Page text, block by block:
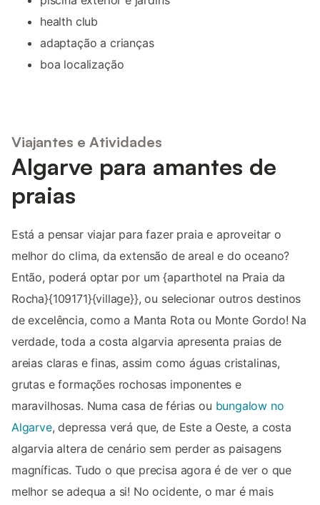
health club
adaptação a crianças
boa localização
Viajantes e Atividades
Algarve para amantes de
praias
Está a pensar viajar para fazer praia e aproveitar o
melhor do clima, da extensão de areal e do oceano?
Então, poderá optar por um {aparthotel na Praia da
Rocha}{109171}{village}}, ou selecionar outros destinos
de excelência, como a Manta Rota ou Monte Gordo! Na
verdade, toda a costa algarvia apresenta praias de
areias claras e finas, assim como águas cristalinas,
grutas e formações rochosas imponentes e
maravilhosas. Numa casa de férias ou bungalow no
Algarve, depressa verá que, de Este a Oeste, a costa
algarvia altera de cenário sem perder as paisagens
magníficas. Tudo o que precisa agora é de ver o que
melhor se adequa a si! No ocidente, o mar é mais